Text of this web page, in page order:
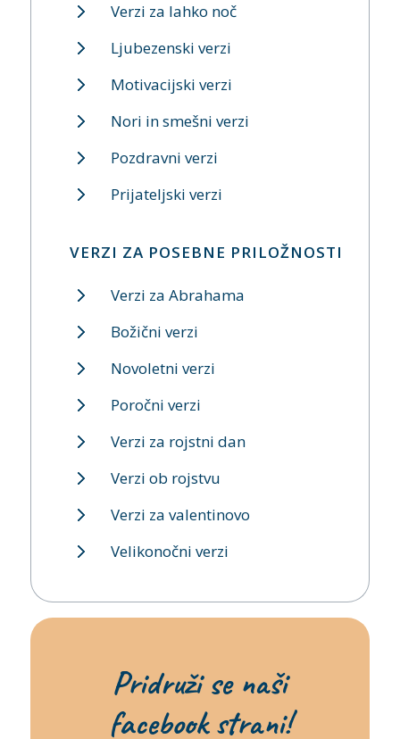
Verzi za lahko noč
Ljubezenski verzi
Motivacijski verzi
Nori in smešni verzi
Pozdravni verzi
Prijateljski verzi
VERZI ZA POSEBNE PRILOŽNOSTI
Verzi za Abrahama
Božični verzi
Novoletni verzi
Poročni verzi
Verzi za rojstni dan
Verzi ob rojstvu
Verzi za valentinovo
Velikonočni verzi
Pridruži se naši
facebook strani!